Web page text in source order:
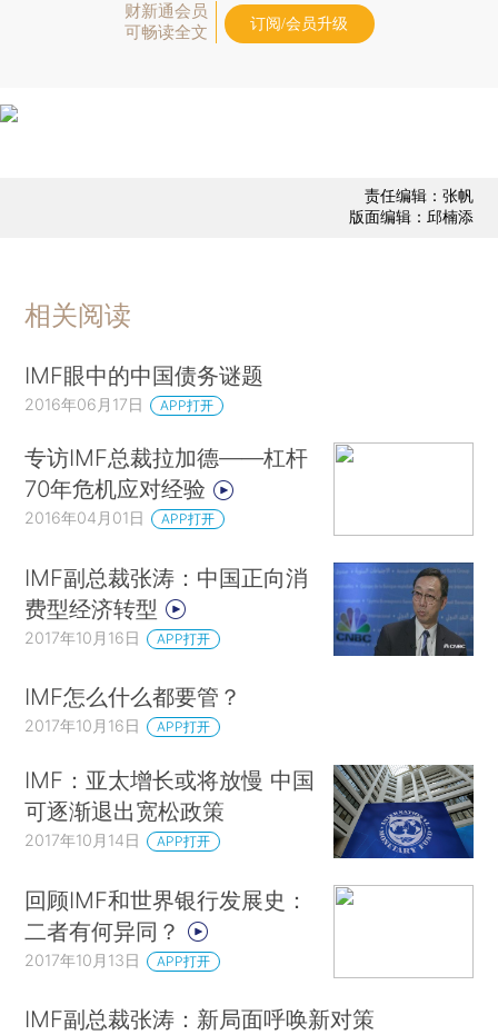
财新通会员
可畅读全文
订阅/会员升级
责任编辑：张帆
版面编辑：邱楠添
相关阅读
IMF眼中的中国债务谜题
2016年06月17日 APP打开
专访IMF总裁拉加德——杠杆
70年危机应对经验
2016年04月01日 APP打开
IMF副总裁张涛：中国正向消
费型经济转型
2017年10月16日 APP打开
IMF怎么什么都要管？
2017年10月16日 APP打开
IMF：亚太增长或将放慢 中国
可逐渐退出宽松政策
2017年10月14日 APP打开
回顾IMF和世界银行发展史：
二者有何异同？
2017年10月13日 APP打开
IMF副总裁张涛：新局面呼唤新对策